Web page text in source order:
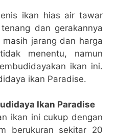
ikan hias air tawar
dan gerakannya
jarang dan harga
menentu, namun
ikan ini.
ikan Paradise.
Ikan Paradise
ikan ini cukup dengan
berukuran sekitar 20